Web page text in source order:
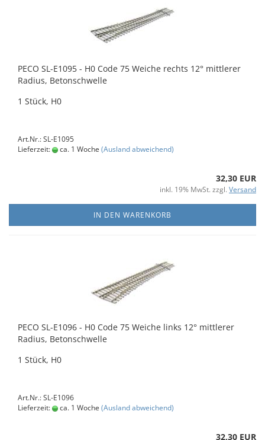
PECO SL-E1095 - H0 Code 75 Weiche rechts 12° mittlerer
Radius, Betonschwelle
1 Stück, H0
Art.Nr.: SL-E1095
Lieferzeit:
ca. 1 Woche (Ausland abweichend)
32,30 EUR
inkl. 19% MwSt. zzgl. Versand
IN DEN WARENKORB
PECO SL-E1096 - H0 Code 75 Weiche links 12° mittlerer
Radius, Betonschwelle
1 Stück, H0
Art.Nr.: SL-E1096
Lieferzeit:
ca. 1 Woche (Ausland abweichend)
32,30 EUR